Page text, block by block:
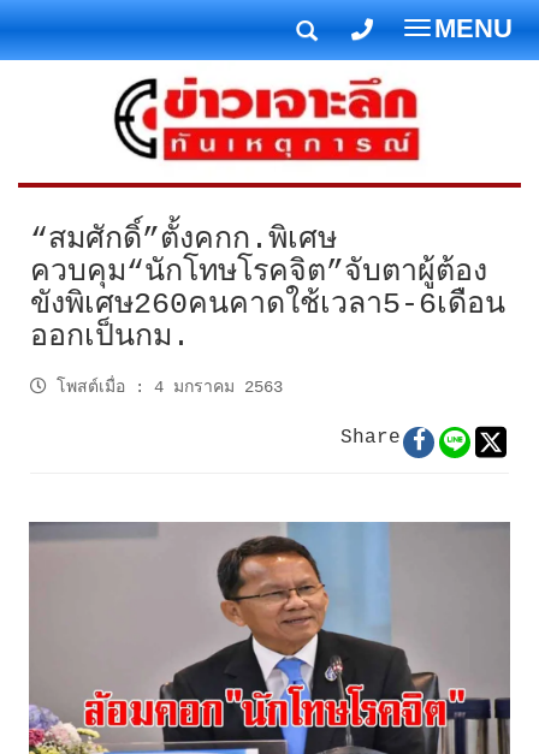
T
o
g
g
l
e
a
v
i
i
MENU
“สมศักดิ์”ตั้งคกก.พิเศษ
ควบคุม“นักโทษโรคจิต”จับตาผู้ต้อง
ขังพิเศษ260คนคาดใช้เวลา5-6เดือน
ออกเป็นกม.
โพสต์เมื่อ : 4 มกราคม 2563
Share